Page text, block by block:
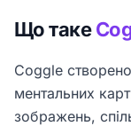
Що таке
Coggle
ментальних
зображень,